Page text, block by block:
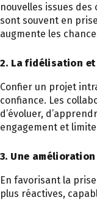
nouvelles issues des
sont souvent en
augmente les
2. La fidélisation
Confier un projet
confiance. Les
d’évoluer,
engagement et
3. Une
En favorisant la
plus réactives,